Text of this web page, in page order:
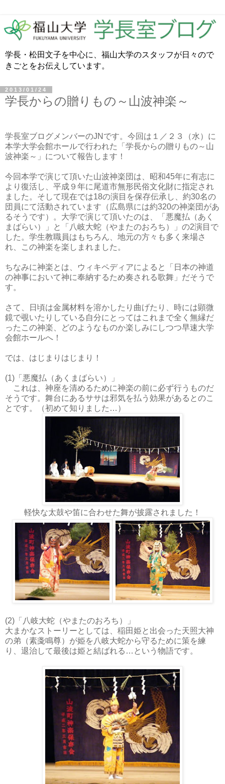
学長・松田文子を中心に、福山大学のスタッフが日々ので
きごとをお伝えしています。
2013/01/24
学長からの贈りもの～山波神楽～
学長室ブログメンバーのJN です。今回は１／２３（水）に
本学大学会館ホールで行われた「学長からの贈りもの～山
波神楽～」について報告します！
今回本学で演じて頂いた山波神楽団は、昭和45年に有志に
より復活し、平成９年に尾道市無形民俗文化財に指定され
ました。そして現在では18の演目を保存伝承し、約30名の
団員にて活動されています（広島県には約320の神楽団があ
るそうです）。大学で演じて頂いたのは、「悪魔払（あく
まばらい）」と「八岐大蛇（やまたのおろち）」の2演目で
した。 学生教職員はもちろん、地元の方々も多く来場さ
れ、この神楽を楽しまれました。
ちなみに神楽とは、ウィキペディアによると「日本の神道
の神事において神に奉納するため奏される歌舞」だそうで
す。
さて、日頃は金属材料を溶かしたり曲げたり、時には顕微
鏡で覗いたりしている自分にとってはこれまで全く無縁だ
ったこの神楽、どのようなものか楽しみにしつつ早速大学
会館ホールへ！
では、はじまりはじまり！
(1) 「悪魔払（あくまばらい）」
これは、神座を清めるために神楽の前に必ず行うものだ
そうです。舞台にあるササは邪気を払う効果があるとのこ
とです。（初めて知りました…）
軽快な太鼓や笛に合わせた舞が披露されました！
(2) 「八岐大蛇（やまたのおろち）」
大まかなストーリーとしては、 稲田姫と出会った天照大神
の弟（素戔鳴尊）が姫を 八岐大蛇から守るために策を練
り、 退治して最後は姫と結ばれる…という物語です。